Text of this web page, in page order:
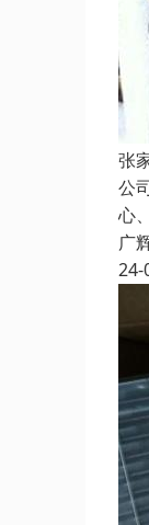
张
公
心
广
24-